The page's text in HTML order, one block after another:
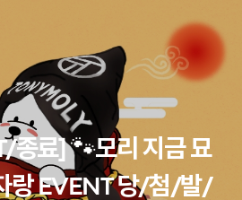
종료] 🐾모리 지금 묘
랑 EVENT 당/첨/발/